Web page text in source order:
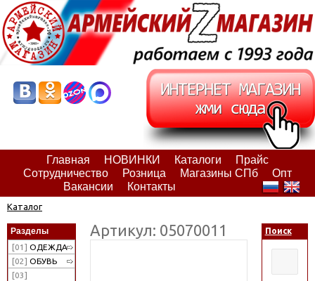
Главная НОВИНКИ Каталоги
Прайс
Сотрудничество
Розница Магазины СПб
Опт
Вакансии
Контакты
Каталог
Разделы
[01] ОДЕЖДА
[02] ОБУВЬ
[03]
Артикул: 05070011 Поиск